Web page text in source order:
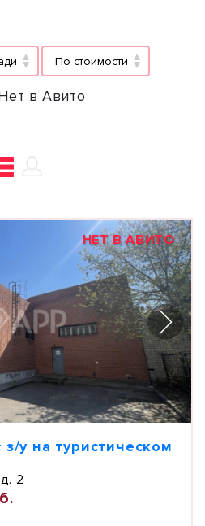
По стоимости
в Авито
НЕТ В АВИТО
у на туристическом
2